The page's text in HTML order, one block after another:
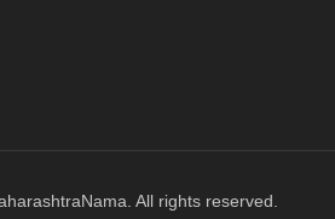
All rights reserved.